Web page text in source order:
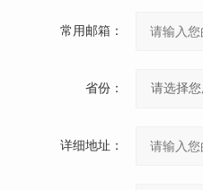
常用邮箱：
省份：
详细地址：